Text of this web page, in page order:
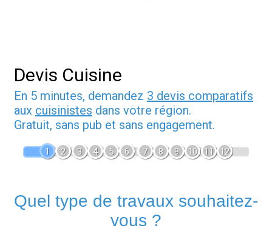
Devis Cuisine
En 5 minutes, demandez 3 devis comparatifs
aux cuisinistes dans votre région.
Gratuit, sans pub et sans engagement.
1 2 3 4 5 6 7 8 9 10 11 12
Quel type de travaux souhaitez-
vous ?